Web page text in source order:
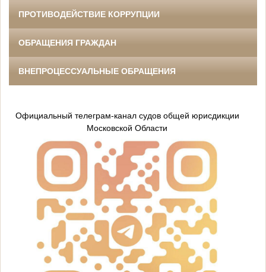
ПРОТИВОДЕЙСТВИЕ КОРРУПЦИИ
ОБРАЩЕНИЯ ГРАЖДАН
ВНЕПРОЦЕССУАЛЬНЫЕ ОБРАЩЕНИЯ
Официальный телеграм-канал судов общей юрисдикции
Московской Области